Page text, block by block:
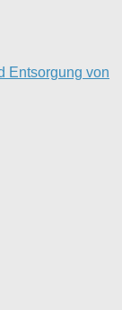
Entsorgung von